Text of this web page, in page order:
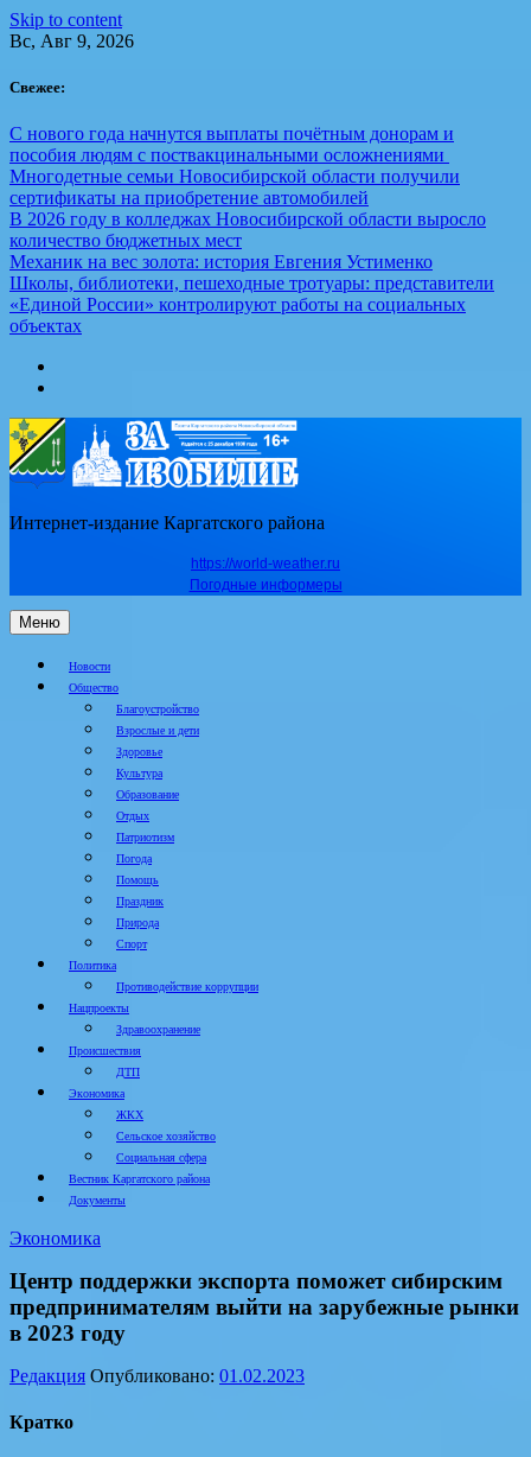
Skip to content
Вс, Авг 9, 2026
Свежее:
С нового года начнутся выплаты почётным донорам и
пособия людям с поствакцинальными осложнениями
Многодетные семьи Новосибирской области получили
сертификаты на приобретение автомобилей
В 2026 году в колледжах Новосибирской области выросло
количество бюджетных мест
Механик на вес золота: история Евгения Устименко
Школы, библиотеки, пешеходные тротуары: представители
«Единой России» контролируют работы на социальных
объектах
Интернет-издание Каргатского района
https://world-weather.ru
Погодные информеры
Меню
Новости
Общество
Благоустройство
Взрослые и дети
Здоровье
Культура
Образование
Отдых
Патриотизм
Погода
Помощь
Праздник
Природа
Спорт
Политика
Противодействие коррупции
Нацпроекты
Здравоохранение
Происшествия
ДТП
Экономика
ЖКХ
Сельское хозяйство
Социальная сфера
Вестник Каргатского района
Документы
Экономика
Центр поддержки экспорта поможет сибирским
предпринимателям выйти на зарубежные рынки
в 2023 году
Редакция Опубликовано: 01.02.2023
Кратко